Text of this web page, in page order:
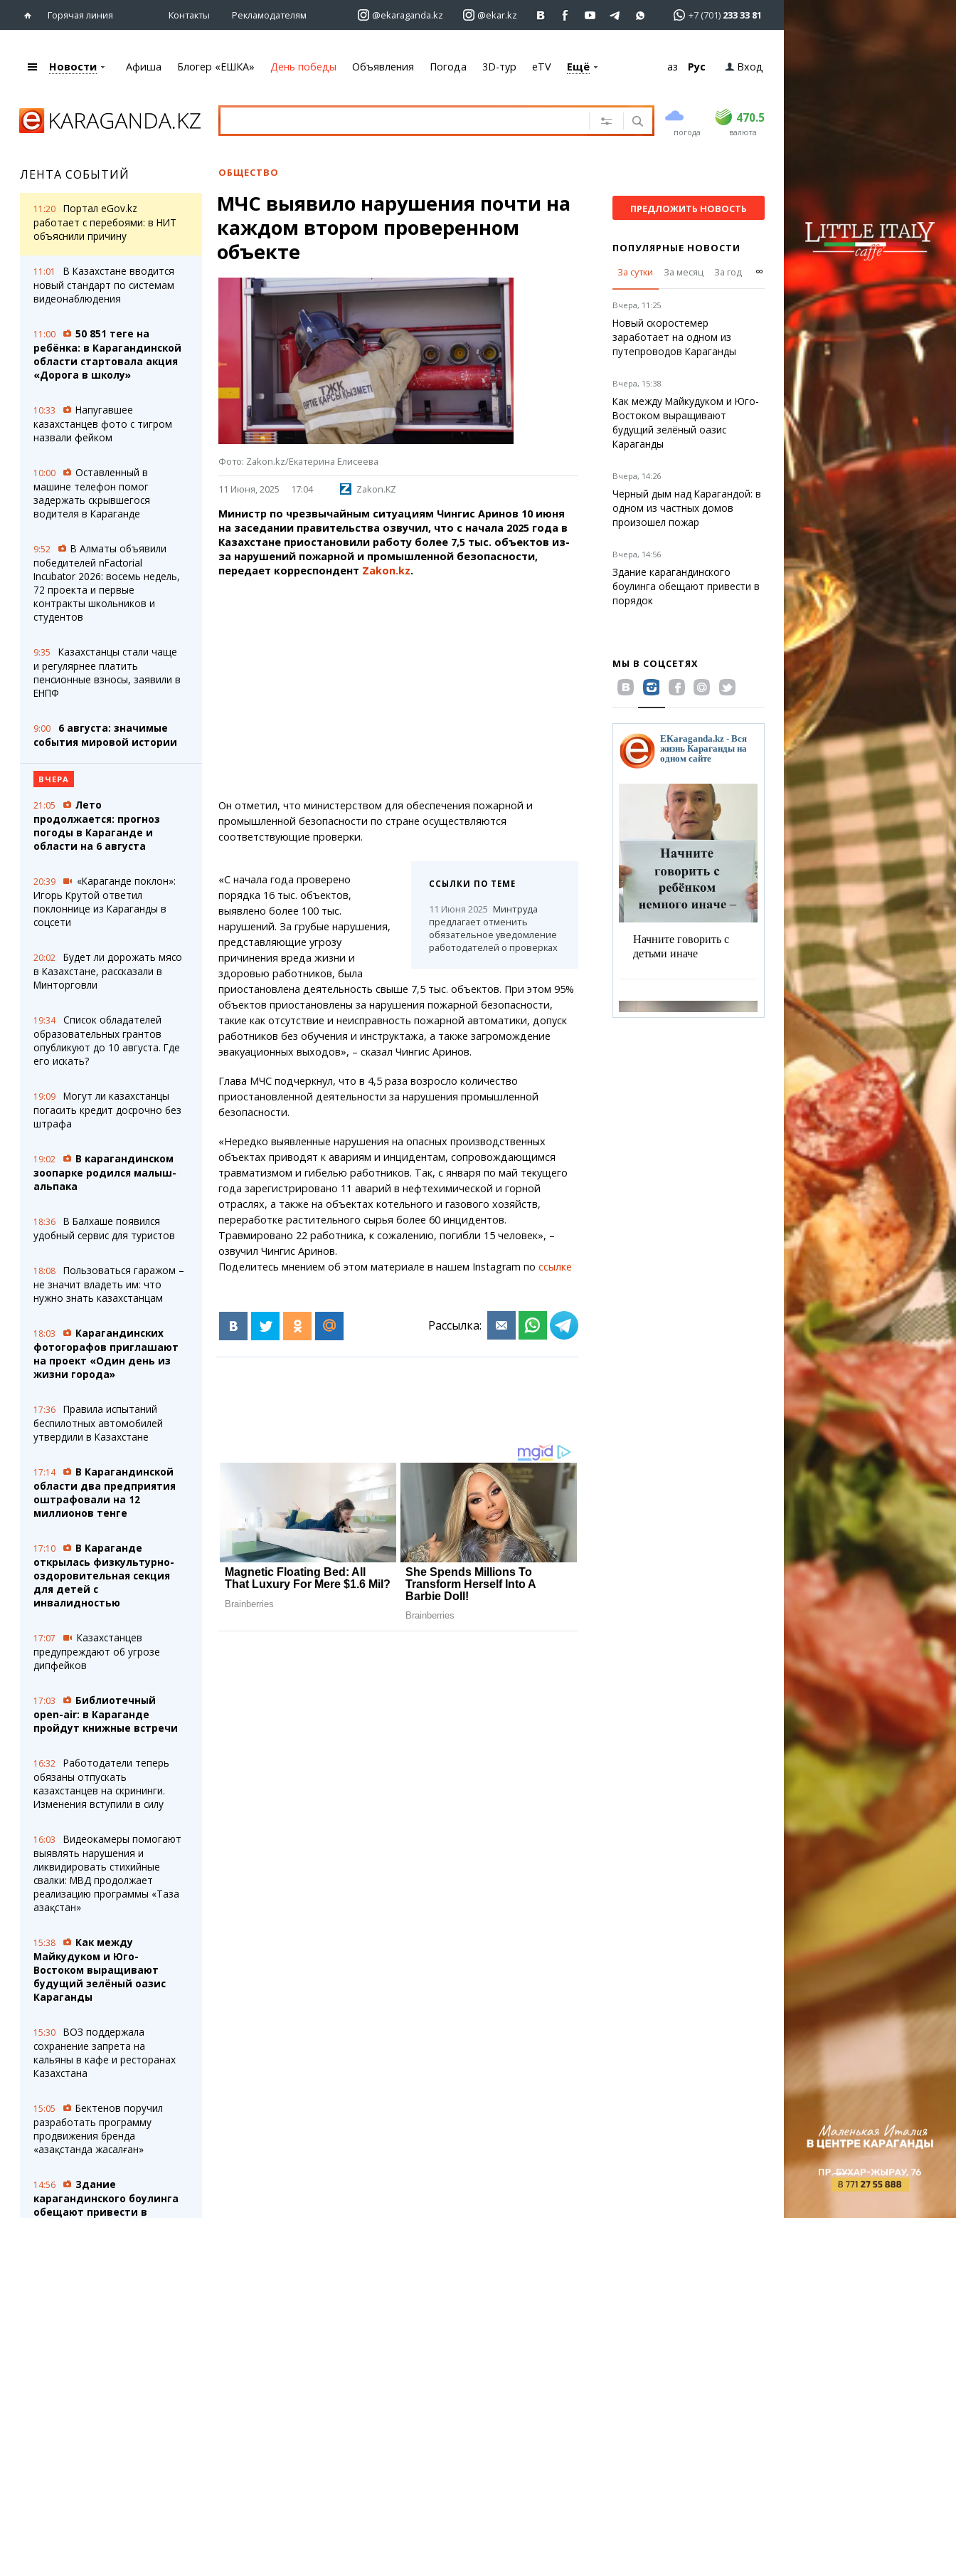
Горячая линия Контакты Рекламодателям @ekaraganda.kz @ekar.kz +7 (701) 233 33 81
Караганды
eTV
Рассылка новостей
Персоны
Афиша
Театры
Спорт
Выставки
Цирк и зоопарк
Объявления
Услуги
Электроника
Мебель
Блогер «ЕШКА»
Лента блогера
Фотокомиксы
Коллаж недели
Ешкин гороскоп
Карты
Web-камеры
Карта Караганды
Организации
Мой участковый
Перекрытие дорог
Погода
Караганда
Темиртау
Балхаш
Жезказган
Медиа
Фото
3D-тур
Timelapse
Сервисы
Переводчик
Справочник
Расписание транспорта
Автобусные остановки
Экстренные службы
Каталог компаний
Купить шины, легко!
Новости Афиша Блогер «ЕШКА» День победы Объявления Погода 3D-тур eTV Ещё Қаз Рус Вход
погода
470.5
USD 468 470.5
EUR валюта
ЛЕНТА СОБЫТИЙ
11:20
Портал eGov.kz
работает с перебоями: в НИТ
объяснили причину
11:01
В Казахстане вводится
новый стандарт по системам
видеонаблюдения
11:00
50 851 теңге на
ребёнка: в Карагандинской
области стартовала акция
«Дорога в школу»
10:33
Напугавшее
казахстанцев фото с тигром
назвали фейком
10:00
Оставленный в
машине телефон помог
задержать скрывшегося
водителя в Караганде
9:52
В Алматы объявили
победителей nFactorial
Incubator 2026: восемь недель,
72 проекта и первые
контракты школьников и
студентов
9:35
Казахстанцы стали чаще
и регулярнее платить
пенсионные взносы, заявили в
ЕНПФ
9:00
6 августа: значимые
события мировой истории
ВЧЕРА
21:05
Лето
продолжается: прогноз
погоды в Караганде и
области на 6 августа
20:39
«Караганде поклон»:
Игорь Крутой ответил
поклоннице из Караганды в
соцсети
20:02
Будет ли дорожать мясо
в Казахстане, рассказали в
Минторговли
19:34
Список обладателей
образовательных грантов
опубликуют до 10 августа. Где
его искать?
19:09
Могут ли казахстанцы
погасить кредит досрочно без
штрафа
19:02
В карагандинском
зоопарке родился малыш-
альпака
18:36
В Балхаше появился
удобный сервис для туристов
18:08
Пользоваться гаражом –
не значит владеть им: что
нужно знать казахстанцам
18:03
Карагандинских
фотогорафов приглашают
на проект «Один день из
жизни города»
17:36
Правила испытаний
беспилотных автомобилей
утвердили в Казахстане
17:14
В Карагандинской
области два предприятия
оштрафовали на 12
миллионов тенге
17:10
В Караганде
открылась физкультурно-
оздоровительная секция
для детей с
инвалидностью
17:07
Казахстанцев
предупреждают об угрозе
дипфейков
17:03
Библиотечный
open-air: в Караганде
пройдут книжные встречи
16:32
Работодатели теперь
обязаны отпускать
казахстанцев на скрининги.
Изменения вступили в силу
16:03
Видеокамеры помогают
выявлять нарушения и
ликвидировать стихийные
свалки: МВД продолжает
реализацию программы «Таза
Қазақстан»
15:38
Как между
Майкудуком и Юго-
Востоком выращивают
будущий зелёный оазис
Караганды
15:30
ВОЗ поддержала
сохранение запрета на
кальяны в кафе и ресторанах
Казахстана
15:05
Бектенов поручил
разработать программу
продвижения бренда
«Қазақстанда жасалған»
14:56
Здание
карагандинского боулинга
обещают привести в
ОБЩЕСТВО
МЧС выявило нарушения почти на
каждом втором проверенном
объекте
Фото: Zakon.kz/Екатерина Елисеева
11 Июня, 2025 17:04 Zakon.KZ
Министр по чрезвычайным ситуациям Чингис Аринов 10 июня
на заседании правительства озвучил, что с начала 2025 года в
Казахстане приостановили работу более 7,5 тыс. объектов из-
за нарушений пожарной и промышленной безопасности,
передает корреспондент Zakon.kz.
Он отметил, что министерством для обеспечения пожарной и
промышленной безопасности по стране осуществляются
соответствующие проверки.
ССЫЛКИ ПО ТЕМЕ
11 Июня 2025 Минтруда
предлагает отменить
обязательное уведомление
работодателей о проверках
«С начала года проверено
порядка 16 тыс. объектов,
выявлено более 100 тыс.
нарушений. За грубые нарушения,
представляющие угрозу
причинения вреда жизни и
здоровью работников, была
приостановлена деятельность свыше 7,5 тыс. объектов. При этом 95%
объектов приостановлены за нарушения пожарной безопасности,
такие как отсутствие и неисправность пожарной автоматики, допуск
работников без обучения и инструктажа, а также загромождение
эвакуационных выходов», – сказал Чингис Аринов.
Глава МЧС подчеркнул, что в 4,5 раза возросло количество
приостановленной деятельности за нарушения промышленной
безопасности.
«Нередко выявленные нарушения на опасных производственных
объектах приводят к авариям и инцидентам, сопровождающимся
травматизмом и гибелью работников. Так, с января по май текущего
года зарегистрировано 11 аварий в нефтехимической и горной
отраслях, а также на объектах котельного и газового хозяйств,
переработке растительного сырья более 60 инцидентов.
Травмировано 22 работника, к сожалению, погибли 15 человек», –
озвучил Чингис Аринов.
Поделитесь мнением об этом материале в нашем Instagram по ссылке
Рассылка:
ПРЕДЛОЖИТЬ НОВОСТЬ
ПОПУЛЯРНЫЕ НОВОСТИ
За сутки
За месяц За год ∞
Вчера, 11:25
Новый скоростемер
заработает на одном из
путепроводов Караганды
Вчера, 15:38
Как между Майкудуком и Юго-
Востоком выращивают
будущий зелёный оазис
Караганды
Вчера, 14:26
Черный дым над Карагандой: в
одном из частных домов
произошел пожар
Вчера, 14:56
Здание карагандинского
боулинга обещают привести в
порядок
МЫ В СОЦСЕТЯХ
EKaraganda.kz - Вся
жизнь Караганды на
одном сайте